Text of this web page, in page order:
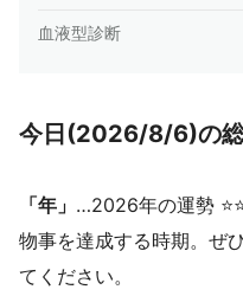
血液型診断
今日(2026/8/6)の
「年」 …2026年の運勢
物事を達成する時期。ぜ
てください。